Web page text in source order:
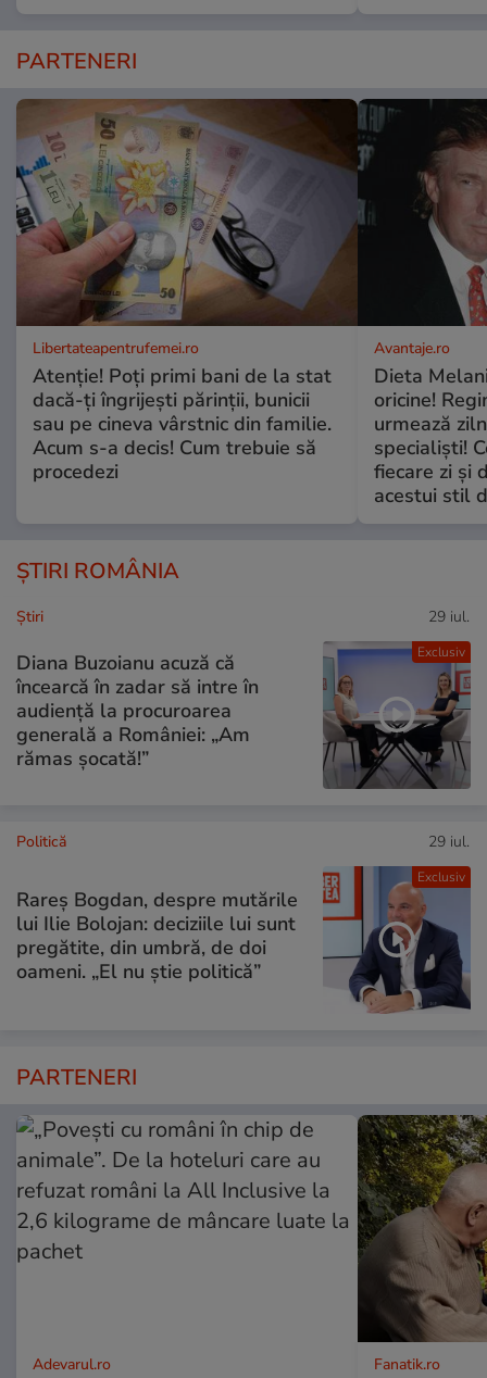
PARTENERI
Libertateapentrufemei.ro
Atenție! Poți primi bani de la stat
dacă-ți îngrijești părinții, bunicii
sau pe cineva vârstnic din familie.
Acum s-a decis! Cum trebuie să
procedezi
Avantaje.ro
Dieta
oricine!
urmează
specialiști!
fiecare zi și
acestui stil
ȘTIRI ROMÂNIA
Exclusiv
Ştiri 29 iul.
Diana Buzoianu acuză că
încearcă în zadar să intre în
audiență la procuroarea
generală a României: „Am
rămas șocată!”
Exclusiv
Politică 29 iul.
Rareș Bogdan, despre mutările
lui Ilie Bolojan: deciziile lui sunt
pregătite, din umbră, de doi
oameni. „El nu știe politică”
PARTENERI
Adevarul.ro Fanatik.ro